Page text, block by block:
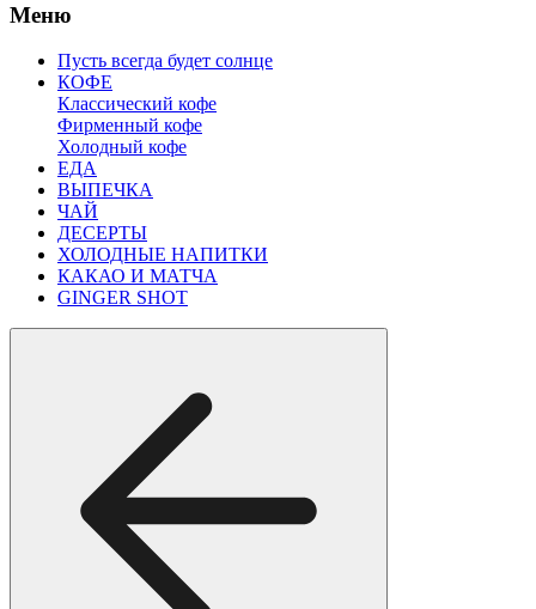
Меню
Пусть всегда будет солнце
КОФЕ
Классический кофе
Фирменный кофе
Холодный кофе
ЕДА
ВЫПЕЧКА
ЧАЙ
ДЕСЕРТЫ
ХОЛОДНЫЕ НАПИТКИ
КАКАО И МАТЧА
GINGER SHOT